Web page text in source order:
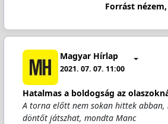
Forrást
Magyar Hírlap
2021. 07. 07. 11:00
Hatalmas a boldogság az
A torna előtt nem sokan hittek abban,
döntőt játszhat, mondta Manc